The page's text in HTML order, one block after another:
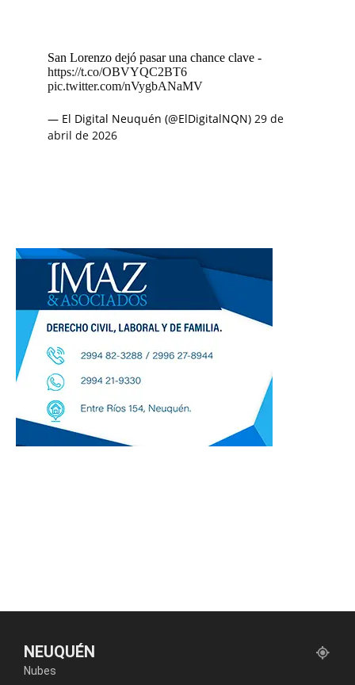
San Lorenzo dejó pasar una chance clave -
https://t.co/OBVYQC2BT6
pic.twitter.com/nVygbANaMV
— El Digital Neuquén (@ElDigitalNQN) 29 de
abril de 2026
NEUQUÉN
Nubes